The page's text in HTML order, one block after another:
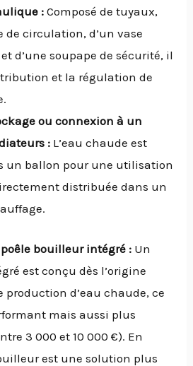
: Composé de tuyaux,
de circulation, d’un vase
d’une soupape de sécurité, il
et la régulation de
ou connexion à un
: L’eau chaude est
un ballon pour une utilisation
distribuée dans un
bouilleur intégré : Un
est conçu dès l’origine
production d’eau chaude, ce
mais aussi plus
3 000 et 10 000 €). En
est une solution plus